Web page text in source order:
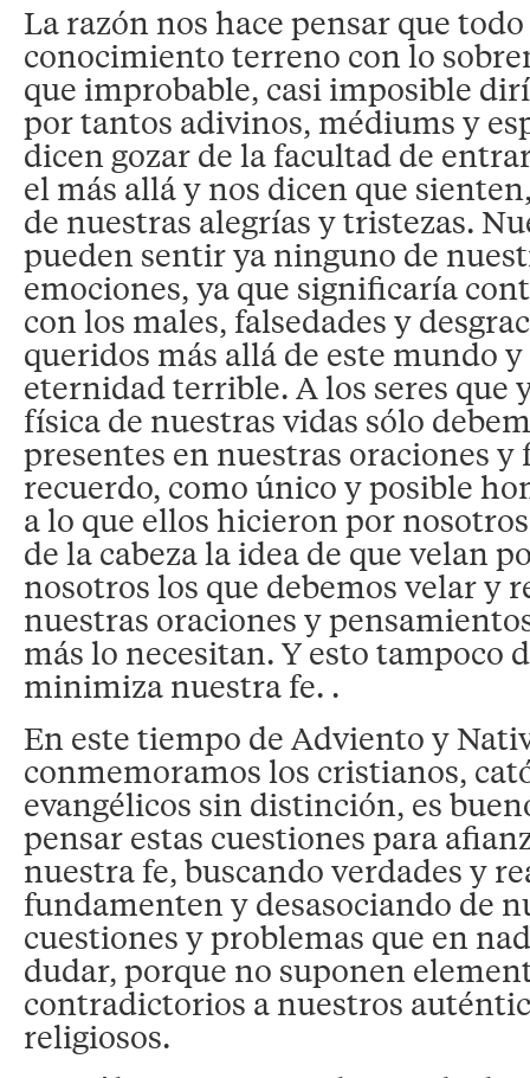
La razón nos hace pensar que
conocimiento terreno con lo
que improbable, casi imposible
por tantos adivinos, médiums y
dicen gozar de la facultad de
el más allá y nos dicen que
de nuestras alegrías y tristezas.
pueden sentir ya ninguno de
emociones, ya que significaría
con los males, falsedades y
queridos más allá de este mundo
eternidad terrible. A los seres que
física de nuestras vidas sólo
presentes en nuestras oraciones
recuerdo, como único y posible
a lo que ellos hicieron por
de la cabeza la idea de que velan
nosotros los que debemos velar y
nuestras oraciones y
más lo necesitan. Y esto tampoco
minimiza nuestra fe. .
En este tiempo de Adviento y
conmemoramos los cristianos,
evangélicos sin distinción, es
pensar estas cuestiones para
nuestra fe, buscando verdades y
fundamenten y desasociando de
cuestiones y problemas que en
dudar, porque no suponen
contradictorios a nuestros
religiosos.